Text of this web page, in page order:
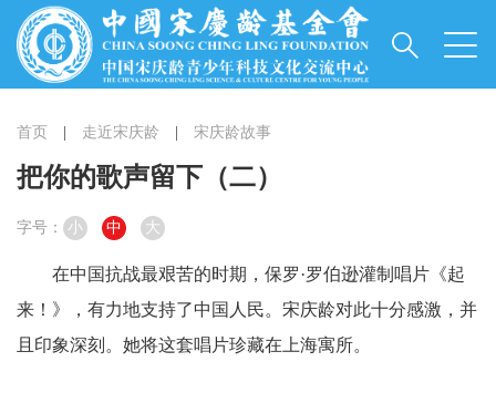
首页 走近宋庆龄 宋庆龄故事
把你的歌声留下（二）
字号： 小 中 大
在中国抗战最艰苦的时期，保罗·罗伯逊灌制唱片《起
来！》，有力地支持了中国人民。宋庆龄对此十分感激，并
且印象深刻。她将这套唱片珍藏在上海寓所。